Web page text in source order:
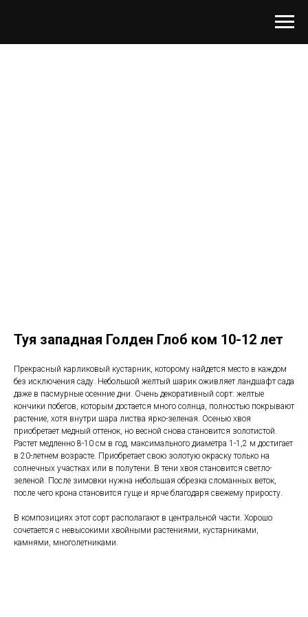
Туя западная Голден Глоб ком 10-12 лет
Прекрасный карликовый кустарник, которому найдется место в каждом
без исключения саду. Небольшой желтый шарик оживляет ландшафт сада
даже в пасмурные осенние дни. Очень декоративный сорт: желтые
кончики побегов, которым достается много солнца, полностью покрывают
растение, хотя внутри шара листва ярко-зеленая. Осенью хвоя
приобретает медный оттенок, но весной снова становится золотистой.
Растет медленно 8-10 см в год, максимального диаметра 1-1,2 м достигает
в 20-летнем возрасте. Приобретает свою золотую окраску только на
солнечных участках или в полутени. В тени хвоя становится светло-
зеленой. После зимовки нужна небольшая обрезка сломанных веток,
после чего крона становится гуще и ярче благодаря свежему приросту.
В композициях этот сорт располагают в центральной части. Хорошо
сочетается с невысокими хвойными растениями, кустарниками,
камнями, многолетниками.